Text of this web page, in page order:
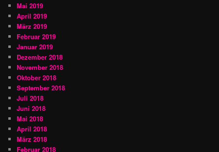
Mai 2019
April 2019
März 2019
Februar 2019
Januar 2019
Dezember 2018
November 2018
Oktober 2018
September 2018
Juli 2018
Juni 2018
Mai 2018
April 2018
März 2018
Februar 2018